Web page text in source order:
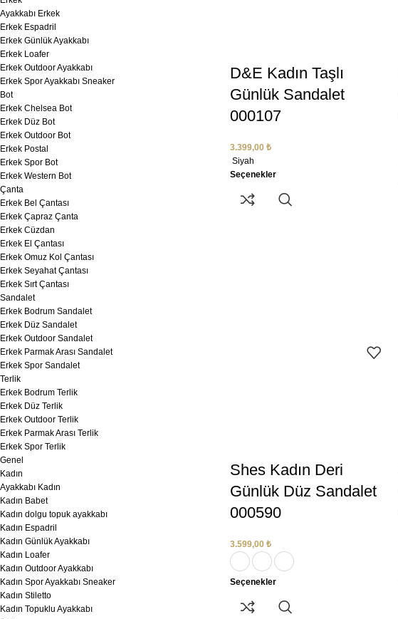
Ayakkabı Erkek
Erkek Espadril
Erkek Günlük Ayakkabı
Erkek Loafer
Erkek Outdoor Ayakkabı
Erkek Spor Ayakkabı Sneaker
Bot
Erkek Chelsea Bot
Erkek Düz Bot
Erkek Outdoor Bot
Erkek Postal
Erkek Spor Bot
Erkek Western Bot
Çanta
Erkek Bel Çantası
Erkek Çapraz Çanta
Erkek Cüzdan
Erkek El Çantası
Erkek Omuz Kol Çantası
Erkek Seyahat Çantası
Erkek Sırt Çantası
Sandalet
Erkek Bodrum Sandalet
Erkek Düz Sandalet
Erkek Outdoor Sandalet
Erkek Parmak Arası Sandalet
Erkek Spor Sandalet
Terlik
Erkek Bodrum Terlik
Erkek Düz Terlik
Erkek Outdoor Terlik
Erkek Parmak Arası Terlik
Erkek Spor Terlik
Genel
Kadın
Ayakkabı Kadın
Kadın Babet
Kadın dolgu topuk ayakkabı
Kadın Espadril
Kadın Günlük Ayakkabı
Kadın Loafer
Kadın Outdoor Ayakkabı
Kadın Spor Ayakkabı Sneaker
Kadın Stiletto
Kadın Topuklu Ayakkabı
D&E Kadın Taşlı
Günlük Sandalet
000107
3.399,00 ₺
Siyah
Seçenekler
Shes Kadın Deri
Günlük Düz Sandalet
000590
3.599,00 ₺
Seçenekler